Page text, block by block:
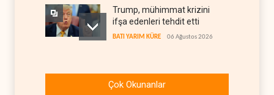
Trump, mühimmat krizini
ifşa edenleri tehdit etti
BATI YARIM KÜRE 06 Ağustos 2026
Şeria'da işgalci
yerleşimcilere cezasızlık
Çok Okunanlar